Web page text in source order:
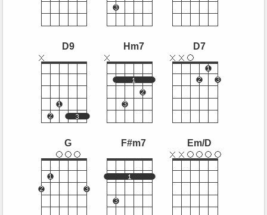
D9 Hm7 D7
G F#m7 Em/D